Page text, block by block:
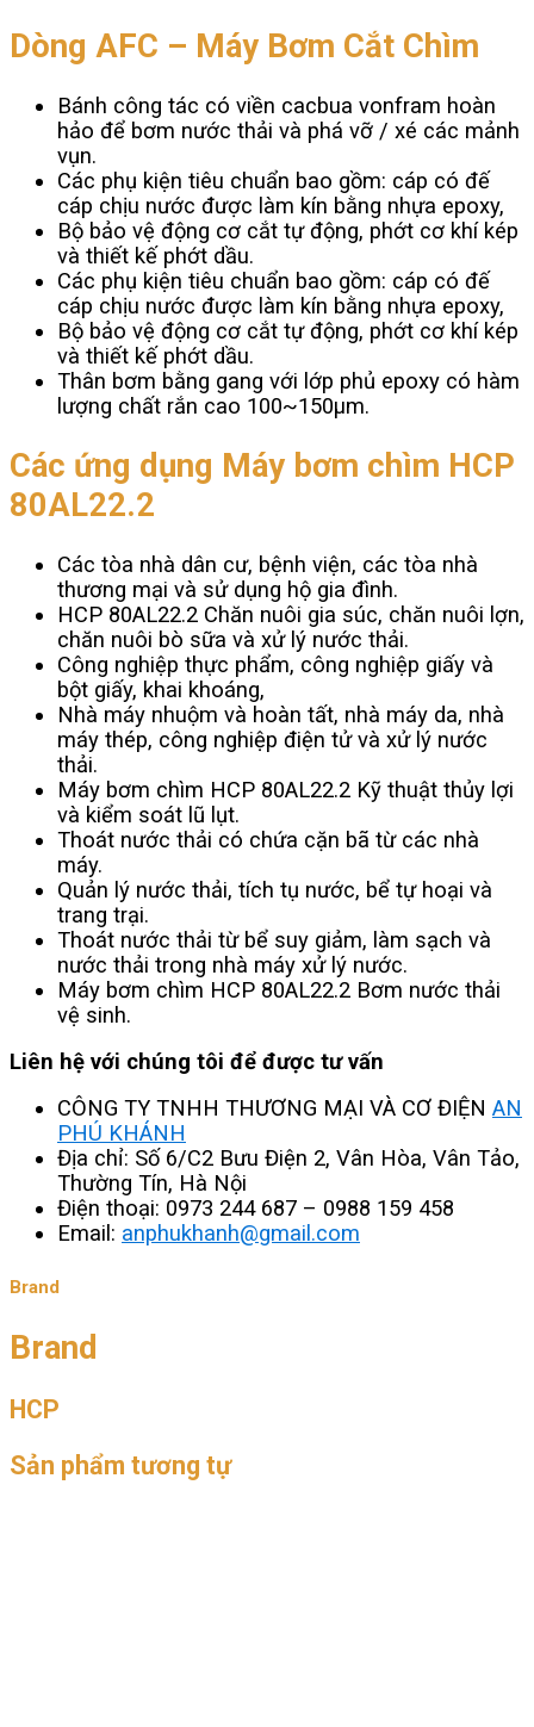
Dòng AFC – Máy Bơm Cắt Chìm
Bánh công tác có viền cacbua vonfram hoàn
hảo để bơm nước thải và phá vỡ / xé các mảnh
vụn.
Các phụ kiện tiêu chuẩn bao gồm: cáp có đế
cáp chịu nước được làm kín bằng nhựa epoxy,
Bộ bảo vệ động cơ cắt tự động, phớt cơ khí kép
và thiết kế phớt dầu.
Các phụ kiện tiêu chuẩn bao gồm: cáp có đế
cáp chịu nước được làm kín bằng nhựa epoxy,
Bộ bảo vệ động cơ cắt tự động, phớt cơ khí kép
và thiết kế phớt dầu.
Thân bơm bằng gang với lớp phủ epoxy có hàm
lượng chất rắn cao 100~150μm.
Các ứng dụng Máy bơm chìm HCP
80AL22.2
Các tòa nhà dân cư, bệnh viện, các tòa nhà
thương mại và sử dụng hộ gia đình.
HCP 80AL22.2 Chăn nuôi gia súc, chăn nuôi lợn,
chăn nuôi bò sữa và xử lý nước thải.
Công nghiệp thực phẩm, công nghiệp giấy và
bột giấy, khai khoáng,
Nhà máy nhuộm và hoàn tất, nhà máy da, nhà
máy thép, công nghiệp điện tử và xử lý nước
thải.
Máy bơm chìm HCP 80AL22.2 Kỹ thuật thủy lợi
và kiểm soát lũ lụt.
Thoát nước thải có chứa cặn bã từ các nhà
máy.
Quản lý nước thải, tích tụ nước, bể tự hoại và
trang trại.
Thoát nước thải từ bể suy giảm, làm sạch và
nước thải trong nhà máy xử lý nước.
Máy bơm chìm HCP 80AL22.2 Bơm nước thải
vệ sinh.
Liên hệ với chúng tôi để được tư vấn
CÔNG TY TNHH THƯƠNG MẠI VÀ CƠ ĐIỆN AN
PHÚ KHÁNH
Địa chỉ: Số 6/C2 Bưu Điện 2, Vân Hòa, Vân Tảo,
Thường Tín, Hà Nội
Điện thoại: 0973 244 687 – 0988 159 458
Email: anphukhanh@gmail.com
Brand
Brand
HCP
Sản phẩm tương tự